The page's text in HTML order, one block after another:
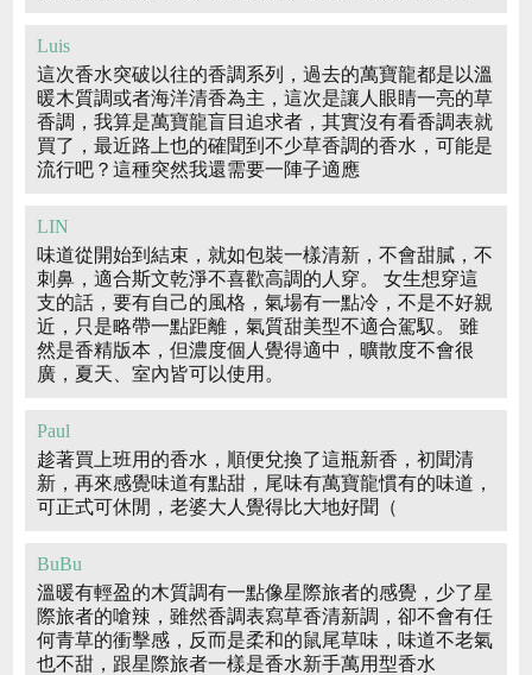
Luis
這次香水突破以往的香調系列，過去的萬寶龍都是以溫
暖木質調或者海洋清香為主，這次是讓人眼睛一亮的草
香調，我算是萬寶龍盲目追求者，其實沒有看香調表就
買了，最近路上也的確聞到不少草香調的香水，可能是
流行吧？這種突然我還需要一陣子適應
LIN
味道從開始到結束，就如包裝一樣清新，不會甜膩，不
刺鼻，適合斯文乾淨不喜歡高調的人穿。 女生想穿這
支的話，要有自己的風格，氣場有一點冷，不是不好親
近，只是略帶一點距離，氣質甜美型不適合駕馭。 雖
然是香精版本，但濃度個人覺得適中，曠散度不會很
廣，夏天、室內皆可以使用。
Paul
趁著買上班用的香水，順便兌換了這瓶新香，初聞清
新，再來感覺味道有點甜，尾味有萬寶龍慣有的味道，
可正式可休閒，老婆大人覺得比大地好聞（
BuBu
溫暖有輕盈的木質調有一點像星際旅者的感覺，少了星
際旅者的嗆辣，雖然香調表寫草香清新調，卻不會有任
何青草的衝擊感，反而是柔和的鼠尾草味，味道不老氣
也不甜，跟星際旅者一樣是香水新手萬用型香水